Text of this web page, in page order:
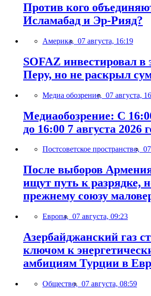
Против кого
Исламабад и Эр-Рияд?
Америка, 07 августа, 16:19
SOFAZ инвестировал в
Перу, но не раскрыл
Медиа обозрение, 07 августа,
Медиаобозрение: С
до 16:00 7 августа 2026
Постсоветское пространство,
После выборов
ищут путь к разрядке,
прежнему союзу
Европа, 07 августа, 09:23
Азербайджанский газ
ключом к
амбициям Турции в
Общество, 07 августа, 08:59